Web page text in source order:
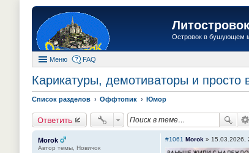
Литостровок
Островок в бушующем
Меню FAQ
Карикатуры, демотиваторы и просто
Список разделов Оффтопик Юмор
Ответить
Morok
Автор темы, Новичок
#1061 Morok » 15.03.2026,